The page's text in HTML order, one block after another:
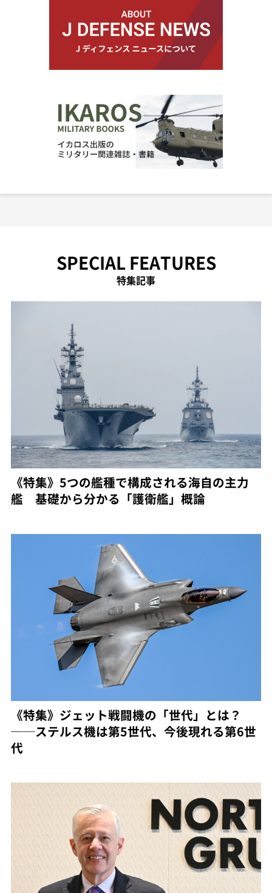
SPECIAL FEATURES
特集記事
《特集》5つの艦種で構成される海自の主力
艦 基礎から分かる「護衛艦」概論
《特集》ジェット戦闘機の「世代」とは？
──ステルス機は第5世代、今後現れる第6世
代